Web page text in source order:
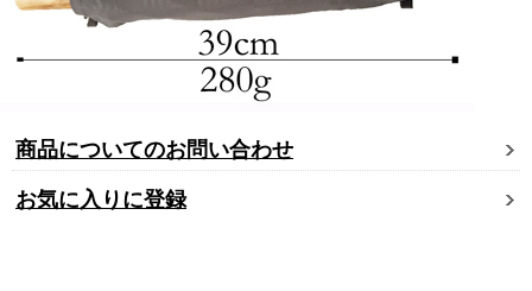
商品についてのお問い合わせ
お気に入りに登録